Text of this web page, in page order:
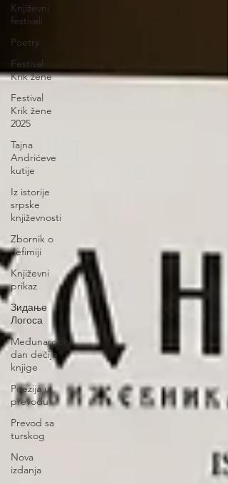
Književni
festivali
Poetry
Festival
Krik žene
Festival
Krik žene
2025
Tajna
Andrićeve
kutije
Iz istorije
srpske
književnosti
Zbornik o
Jefimiji
Književni
prikaz
Зидање
Логоса
Međunarodni
dan dečije
knjige
Poezija u
prevodu
Prevod sa
turskog
Nova
izdanja